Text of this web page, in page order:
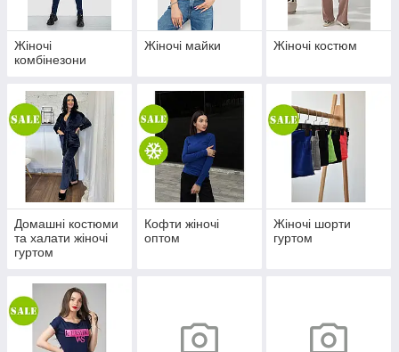
Жіночі
комбінезони
Жіночі майки Жіночі костюм
Домашні костюми
та халати жіночі
гуртом
Кофти жіночі
оптом
Жіночі шорти
гуртом